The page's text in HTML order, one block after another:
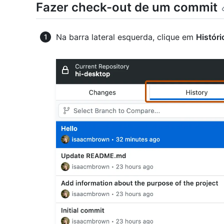
Fazer check-out de um commit
Na barra lateral esquerda, clique em